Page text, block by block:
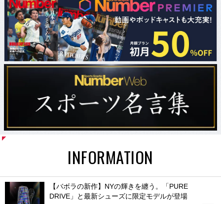
INFORMATION
【バボラの新作】NYの輝きを纏う。「PURE
DRIVE」と最新シューズに限定モデルが登場